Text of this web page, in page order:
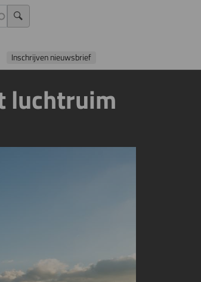
Inschrijven nieuwsbrief
luchtruim